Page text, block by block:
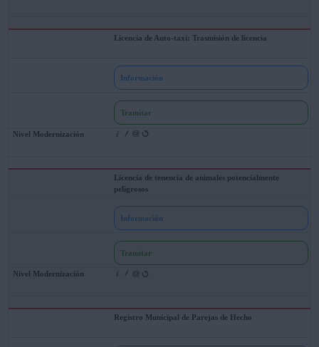
Licencia de Auto-taxi: Trasmisión de licencia
Información
Tramitar
Licencia de tenencia de animales potencialmente
peligrosos
Información
Tramitar
Registro Municipal de Parejas de Hecho